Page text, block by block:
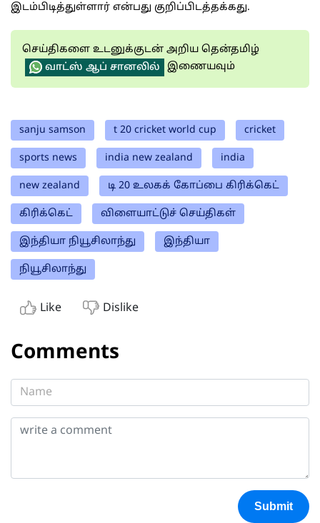
இடம்பிடித்துள்ளார் என்பது குறிப்பிடத்தக்கது.
செய்திகளை உடனுக்குடன் அறிய தென்தமிழ்
வாட்ஸ் ஆப் சானலில்
இணையவும்
sanju samson t 20 cricket world cup cricket
sports news india new zealand india
new zealand டி 20 உலகக் கோப்பை கிரிக்கெட்
கிரிக்கெட் விளையாட்டுச் செய்திகள்
இந்தியா நியூசிலாந்து இந்தியா
நியூசிலாந்து
Like Dislike
Comments
Submit